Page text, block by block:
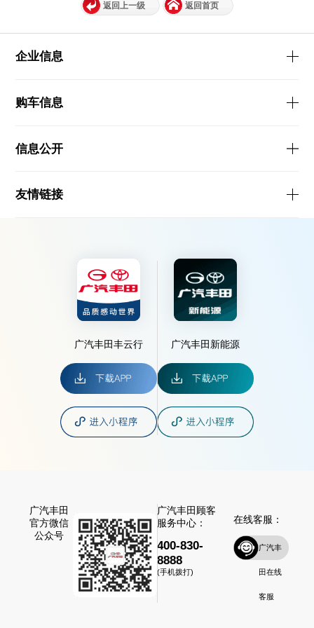
返回上一级 返回首页
企业信息
购车信息
信息公开
友情链接
广汽丰田丰云行 广汽丰田新能源
广汽丰田
官方微信
公众号
广汽丰田顾客
服务中心：
400-830-
8888
(手机拨打)
在线客服：
广汽丰
田在线
客服